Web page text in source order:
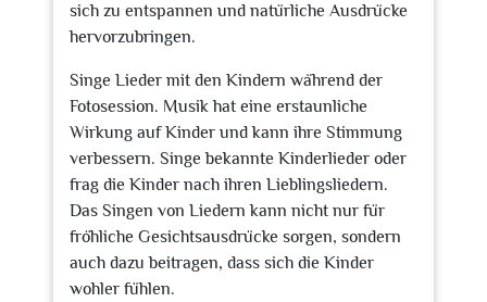
sich zu entspannen und natürliche Ausdrücke
hervorzubringen.
Singe Lieder mit den Kindern während der
Fotosession. Musik hat eine erstaunliche
Wirkung auf Kinder und kann ihre Stimmung
verbessern. Singe bekannte Kinderlieder oder
frag die Kinder nach ihren Lieblingsliedern.
Das Singen von Liedern kann nicht nur für
fröhliche Gesichtsausdrücke sorgen, sondern
auch dazu beitragen, dass sich die Kinder
wohler fühlen.